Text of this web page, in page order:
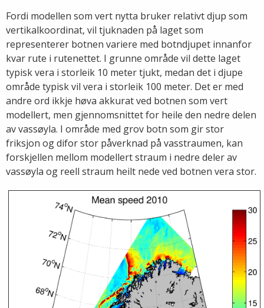
Fordi modellen som vert nytta bruker relativt djup som
vertikalkoordinat, vil tjuknaden på laget som
representerer botnen variere med botndjupet innanfor
kvar rute i rutenettet. I grunne område vil dette laget
typisk vera i storleik 10 meter tjukt, medan det i djupe
område typisk vil vera i storleik 100 meter. Det er med
andre ord ikkje høva akkurat ved botnen som vert
modellert, men gjennomsnittet for heile den nedre delen
av vassøyla. I område med grov botn som gir stor
friksjon og difor stor påverknad på vasstraumen, kan
forskjellen mellom modellert straum i nedre deler av
vassøyla og reell straum heilt nede ved botnen vera stor.